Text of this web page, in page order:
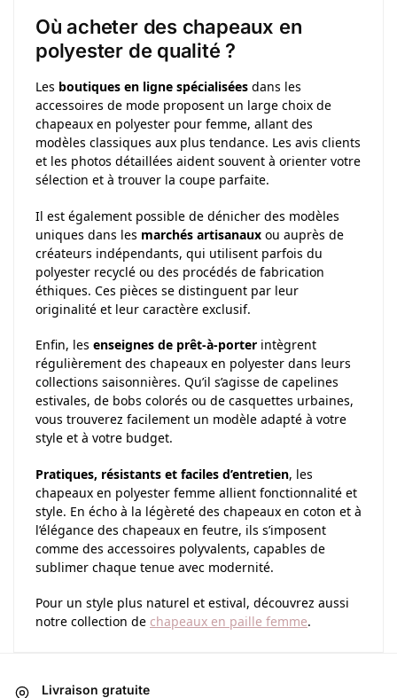
Où acheter des chapeaux en
polyester de qualité ?
Les boutiques en ligne spécialisées dans les
accessoires de mode proposent un large choix de
chapeaux en polyester pour femme, allant des
modèles classiques aux plus tendance. Les avis clients
et les photos détaillées aident souvent à orienter votre
sélection et à trouver la coupe parfaite.
Il est également possible de dénicher des modèles
uniques dans les marchés artisanaux ou auprès de
créateurs indépendants, qui utilisent parfois du
polyester recyclé ou des procédés de fabrication
éthiques. Ces pièces se distinguent par leur
originalité et leur caractère exclusif.
Enfin, les enseignes de prêt-à-porter intègrent
régulièrement des chapeaux en polyester dans leurs
collections saisonnières. Qu’il s’agisse de capelines
estivales, de bobs colorés ou de casquettes urbaines,
vous trouverez facilement un modèle adapté à votre
style et à votre budget.
Pratiques, résistants et faciles d’entretien, les
chapeaux en polyester femme allient fonctionnalité et
style. En écho à la légèreté des chapeaux en coton et à
l’élégance des chapeaux en feutre, ils s’imposent
comme des accessoires polyvalents, capables de
sublimer chaque tenue avec modernité.
Pour un style plus naturel et estival, découvrez aussi
notre collection de chapeaux en paille femme.
Livraison gratuite